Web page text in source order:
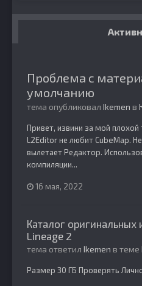
Проблема с
умолчанию
тема опубликовал Ikemen в
Привет, извини за мой плохой
L2Editor не любит CubeMap.
вылетает Редактор.
компиляции...
16 мая, 2022
Каталог оригинальных
Lineage 2
тема ответил Ikemen в теме
Размер 30 ГБ Проверять